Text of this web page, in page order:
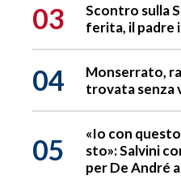
03
Scontro sulla
ferita, il padre
04
Monserrato,
trovata senza
05
«Io con
sto»: Salvini
per De André a